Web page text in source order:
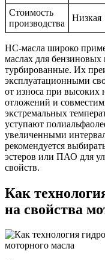
Стоимость
производства
Низкая
HC-масла широко
маслах для бензиновых
турбированные. Их
эксплуатационными
от износа при высоких
отложений и
экстремальных
уступают
увеличенными
рекомендуется
эстеров или ПАО для
свойств.
Как
на свойства